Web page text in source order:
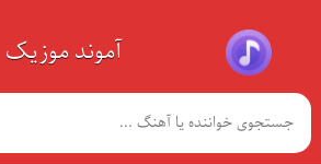
آموند موزیک